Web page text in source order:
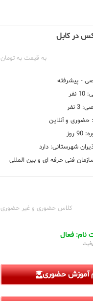
در کابل
به قیمت به تومان
- پیشرفته
نفر
حضوری و آنلاین
شهرستانی: دارد
فنی حرفه ای و بین المللی
کلاس حضوری و غیر حضوری
نام: فعال
آموزش حضوری